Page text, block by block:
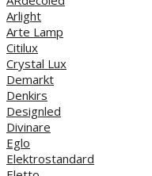
Arlight
Arte Lamp
Citilux
Crystal Lux
Demarkt
Denkirs
Designled
Divinare
Eglo
Elektrostandard